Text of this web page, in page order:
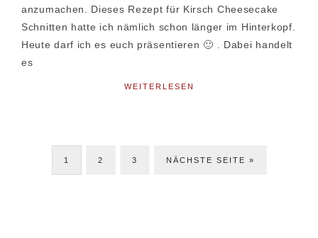
anzumachen. Dieses Rezept für Kirsch Cheesecake
Schnitten hatte ich nämlich schon länger im Hinterkopf.
Heute darf ich es euch präsentieren 🙂 . Dabei handelt
es
WEITERLESEN
SEITE
1 SEITE
2 SEITE
3 JETZT
NÄCHSTE SEITE »